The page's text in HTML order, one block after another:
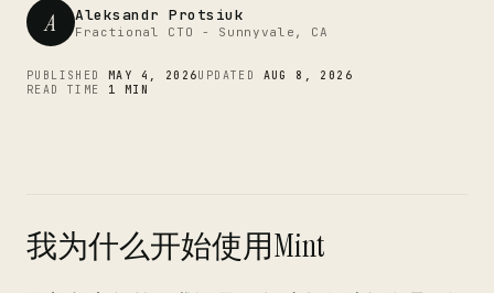
A Aleksandr Protsiuk
Fractional CTO - Sunnyvale, CA
PUBLISHED MAY 4, 2026UPDATED AUG 8, 2026
READ TIME 1 MIN
我为什么开始使用Mint